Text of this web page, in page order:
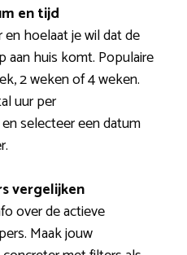
en tijd
hoelaat je wil dat de
aan huis komt. Populaire
2 weken of 4 weken.
uur per
selecteer een datum
vergelijken
over de actieve
Maak jouw